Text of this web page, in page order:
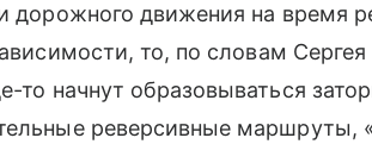
дорожного движения на время
то, по словам
то начнут образовываться
реверсивные маршруты,